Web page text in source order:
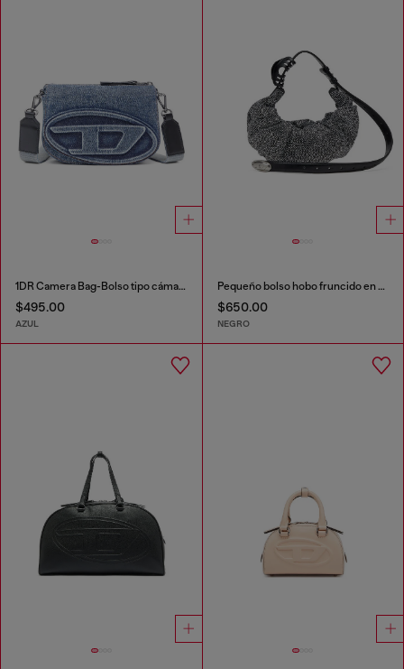
1DR Camera Bag-Bolso tipo cámara de denim solarizado
$495.00
AZUL
Pequeño bolso hobo fruncido en denim con cristales
$650.00
NEGRO